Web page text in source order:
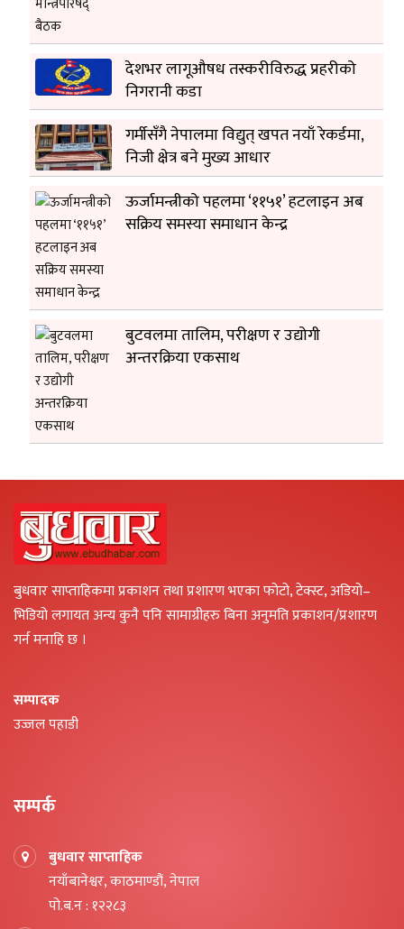
देशभर लागूऔषध तस्करीविरुद्ध प्रहरीको
निगरानी कडा
गर्मीसँगै नेपालमा विद्युत् खपत नयाँ रेकर्डमा,
निजी क्षेत्र बने मुख्य आधार
ऊर्जामन्त्रीको पहलमा ‘११५१’ हटलाइन अब
सक्रिय समस्या समाधान केन्द्र
बुटवलमा तालिम, परीक्षण र उद्योगी
अन्तरक्रिया एकसाथ
बुधवार साप्ताहिकमा प्रकाशन तथा प्रशारण भएका फोटो, टेक्स्ट, अडियो–
भिडियो लगायत अन्य कुनै पनि सामाग्रीहरु बिना अनुमति प्रकाशन/प्रशारण
गर्न मनाहि छ ।
सम्पादक
उज्जल पहाडी
सम्पर्क
बुधवार साप्ताहिक
नयाँबानेश्वर, काठमाण्डौं, नेपाल
पो.ब.न : १२२८३